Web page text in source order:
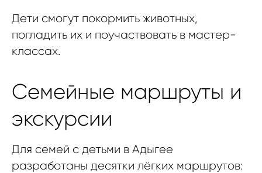
Дети смогут покормить животных,
погладить их и поучаствовать в мастер-
классах.
Семейные маршруты и
экскурсии
Для семей с детьми в Адыгее
разработаны десятки лёгких маршрутов: